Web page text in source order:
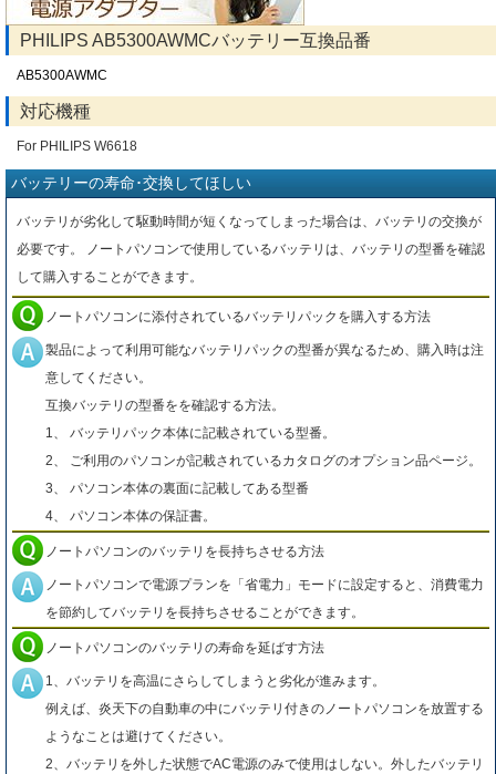
PHILIPS AB5300AWMCバッテリー互換品番
AB5300AWMC
対応機種
For PHILIPS W6618
バッテリーの寿命･交換してほしい
バッテリが劣化して駆動時間が短くなってしまった場合は、バッテリの交換が
必要です。 ノートパソコンで使用しているバッテリは、バッテリの型番を確認
して購入することができます。
ノートパソコンに添付されているバッテリパックを購入する方法
製品によって利用可能なバッテリパックの型番が異なるため、購入時は注
意してください。
互換バッテリの型番をを確認する方法。
1、 バッテリパック本体に記載されている型番。
2、 ご利用のパソコンが記載されているカタログのオプション品ページ。
3、 パソコン本体の裏面に記載してある型番
4、 パソコン本体の保証書。
ノートパソコンのバッテリを長持ちさせる方法
ノートパソコンで電源プランを「省電力」モードに設定すると、消費電力
を節約してバッテリを長持ちさせることができます。
ノートパソコンのバッテリの寿命を延ばす方法
1、バッテリを高温にさらしてしまうと劣化が進みます。
例えば、炎天下の自動車の中にバッテリ付きのノートパソコンを放置する
ようなことは避けてください。
2、バッテリを外した状態でAC電源のみで使用はしない。外したバッテリ